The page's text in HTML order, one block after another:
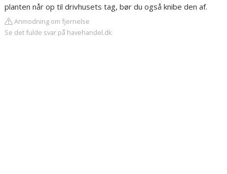
planten når op til drivhusets tag, bør du også knibe den af.
Anmodning om fjernelse
Se det fulde svar på havehandel.dk